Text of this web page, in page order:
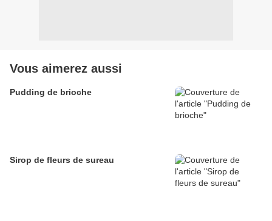
Vous aimerez aussi
Pudding de brioche
Sirop de fleurs de sureau